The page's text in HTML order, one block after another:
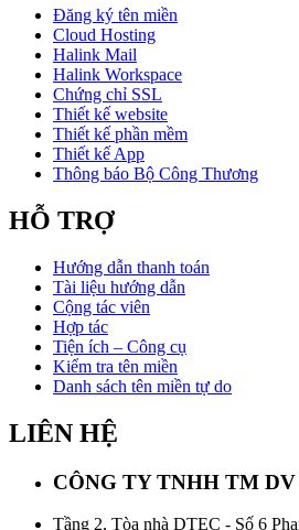
Đăng ký tên miền
Cloud Hosting
Halink Mail
Halink Workspace
Chứng chỉ SSL
Thiết kế website
Thiết kế phần mềm
Thiết kế App
Thông báo Bộ Công Thương
HỖ TRỢ
Hướng dẫn thanh toán
Tài liệu hướng dẫn
Cộng tác viên
Hợp tác
Tiện ích – Công cụ
Kiểm tra tên miền
Danh sách tên miền tự do
LIÊN HỆ
CÔNG TY TNHH TM
Tầng 2, Tòa nhà DTEC - Số 6